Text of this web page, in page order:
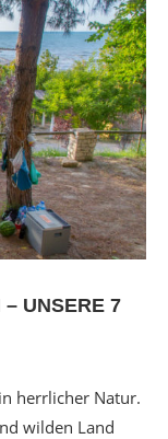
UNSERE 7
herrlicher Natur.
wilden Land